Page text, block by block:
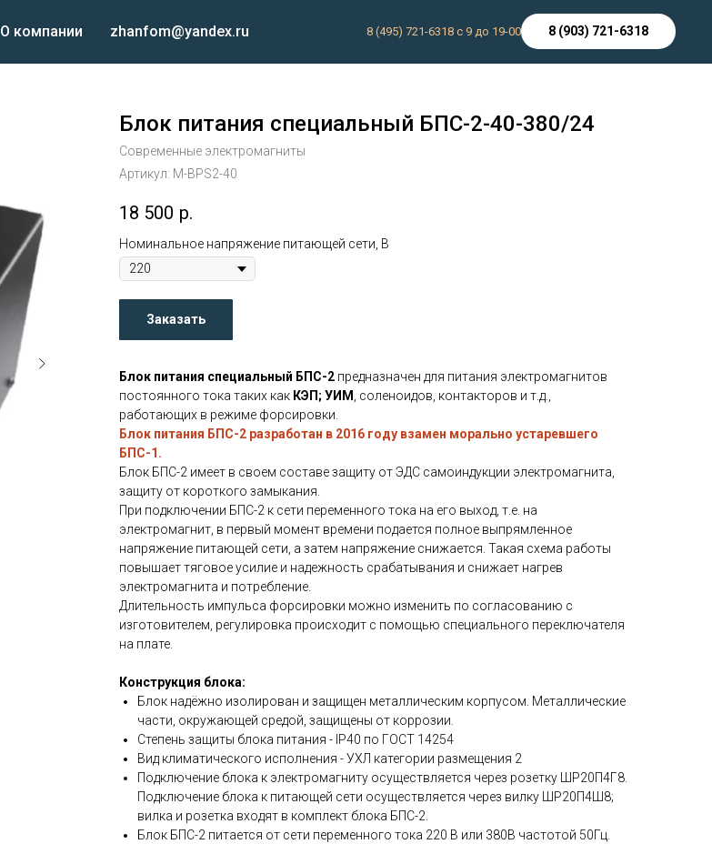
О компании zhanfom@yandex.ru 8 (495) 721-6318 с 9 до 19-00 8 (903) 721-6318
Блок питания специальный БПС-2-40-380/24
Современные электромагниты
Артикул: M-BPS2-40
18 500 р.
Номинальное напряжение питающей сети, В
Заказать
Блок питания специальный БПС-2 предназначен для питания электромагнитов
постоянного тока таких как КЭП; УИМ , соленоидов, контакторов и т.д.,
работающих в режиме форсировки.
Блок питания БПС-2 разработан в 2016 году взамен морально устаревшего
БПС-1.
Блок БПС-2 имеет в своем составе защиту от ЭДС самоиндукции электромагнита,
защиту от короткого замыкания.
При подключении БПС-2 к сети переменного тока на его выход, т.е. на
электромагнит, в первый момент времени подается полное выпрямленное
напряжение питающей сети, а затем напряжение снижается. Такая схема работы
повышает тяговое усилие и надежность срабатывания и снижает нагрев
электромагнита и потребление.
Длительность импульса форсировки можно изменить по согласованию с
изготовителем, регулировка происходит с помощью специального переключателя
на плате.
Конструкция блока:
Блок надёжно изолирован и защищен металлическим корпусом. Металлические
части, окружающей средой, защищены от коррозии.
Степень защиты блока питания - IP40 по ГОСТ 14254
Вид климатического исполнения - УХЛ категории размещения 2
Подключение блока к электромагниту осуществляется через розетку ШР20П4Г8.
Подключение блока к питающей сети осуществляется через вилку ШР20П4Ш8;
вилка и розетка входят в комплект блока БПС-2.
Блок БПС-2 питается от сети переменного тока 220 В или 380В частотой 50Гц.